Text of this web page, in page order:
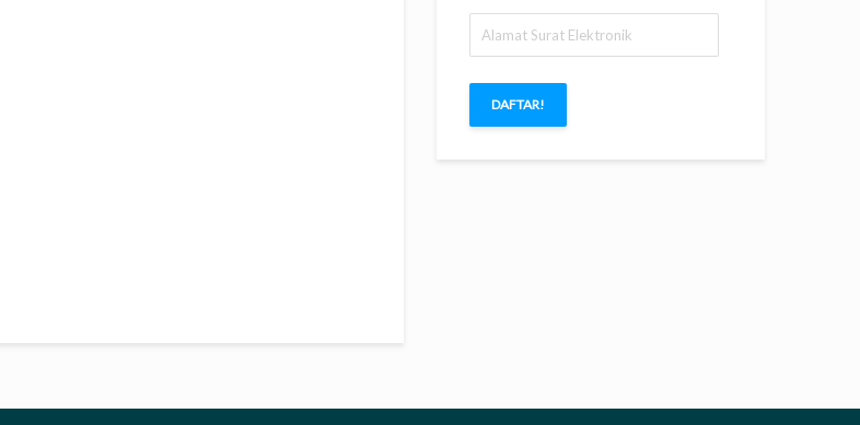
Surat
Elektronik
DAFTAR!